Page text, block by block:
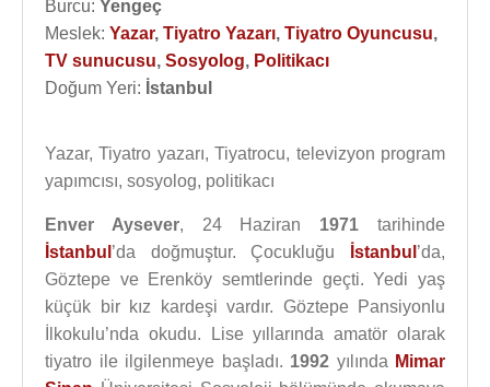
Burcu: Yengeç
Meslek: Yazar, Tiyatro Yazarı, Tiyatro Oyuncusu,
TV sunucusu, Sosyolog, Politikacı
Doğum Yeri: İstanbul
Yazar, Tiyatro yazarı, Tiyatrocu, televizyon program
yapımcısı, sosyolog, politikacı
Enver Aysever, 24 Haziran 1971 tarihinde
İstanbul ’da doğmuştur. Çocukluğu İstanbul ’da,
Göztepe ve Erenköy semtlerinde geçti. Yedi yaş
küçük bir kız kardeşi vardır. Göztepe Pansiyonlu
İlkokulu’nda okudu. Lise yıllarında amatör olarak
tiyatro ile ilgilenmeye başladı. 1992 yılında Mimar